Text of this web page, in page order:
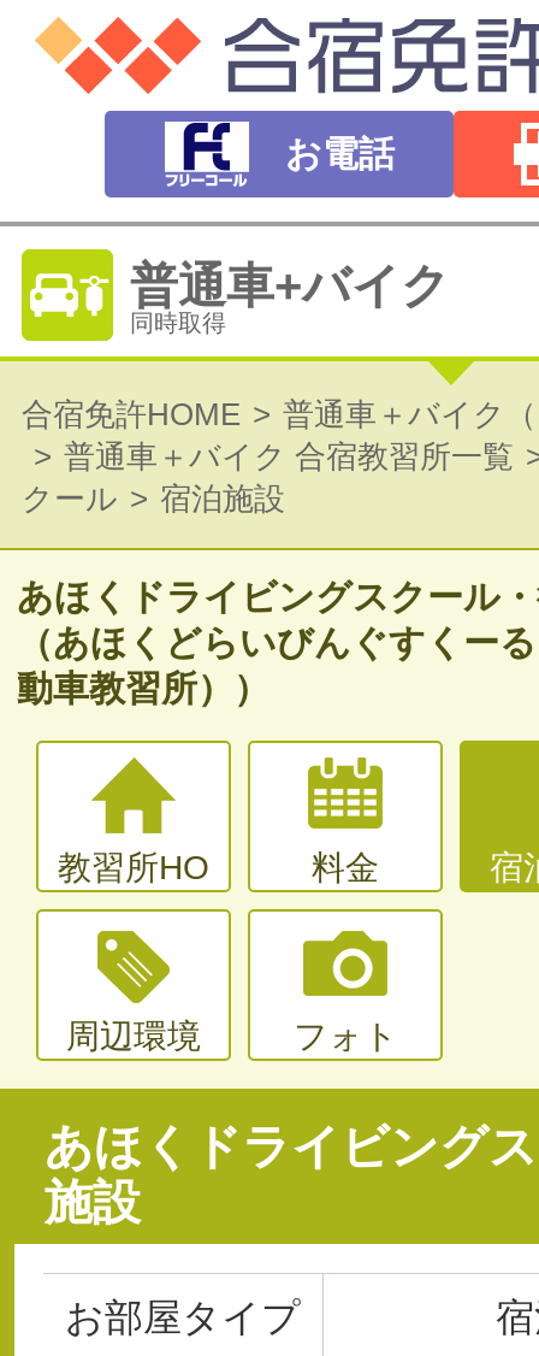
お電話
普通車+バイク
同時取得
普通自動車免許
オートマ（AT）・マニュアル（MT）
バイク免許
普通二輪（中型二輪）・大型二輪
大型〜二種免許
合宿免許HOME
普通車＋バイク
普通車＋バイク 合宿教習所一覧
クール
宿泊施設
あほくドライビングスクール
（あほくどらいびんぐすくー
動車教習所））
教習所HO 料金 宿
周辺環境 フォト
あほくドライビング
施設
お部屋タイプ